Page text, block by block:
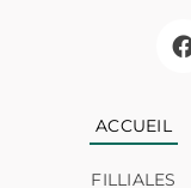
ACCUEIL
FILLIALES